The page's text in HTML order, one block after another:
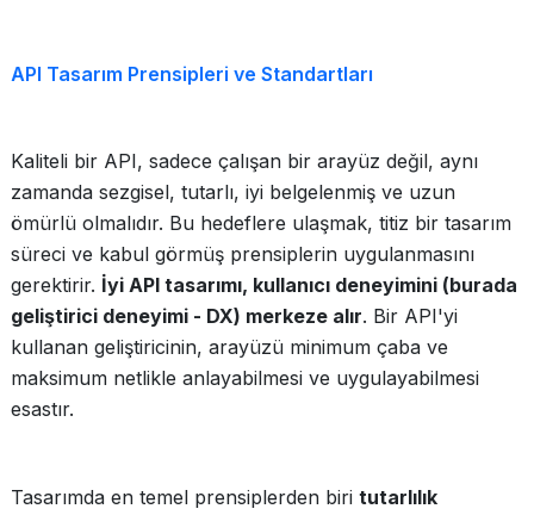
API Tasarım Prensipleri ve Standartları
Kaliteli bir API, sadece çalışan bir arayüz değil, aynı
zamanda sezgisel, tutarlı, iyi belgelenmiş ve uzun
ömürlü olmalıdır. Bu hedeflere ulaşmak, titiz bir tasarım
süreci ve kabul görmüş prensiplerin uygulanmasını
gerektirir. İyi API tasarımı, kullanıcı deneyimini (burada
geliştirici deneyimi - DX) merkeze alır. Bir API'yi
kullanan geliştiricinin, arayüzü minimum çaba ve
maksimum netlikle anlayabilmesi ve uygulayabilmesi
esastır.
Tasarımda en temel prensiplerden biri tutarlılık